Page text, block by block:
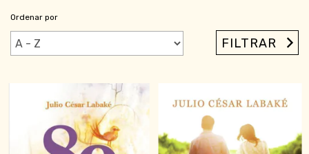
Ordenar por
FILTRAR